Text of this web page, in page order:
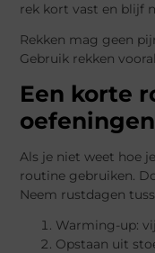
rek kort vast en blijf
Rekken mag geen
Gebruik rekken
Een korte
oefeningen
Als je niet weet hoe
routine gebruiken.
Neem rustdagen
Warming-up:
Opstaan uit